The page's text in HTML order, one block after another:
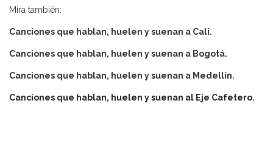
Mira también:
Canciones que hablan, huelen y suenan a Cali.
Canciones que hablan, huelen y suenan a Bogotá.
Canciones que hablan, huelen y suenan a Medellín.
Canciones que hablan, huelen y suenan al Eje Cafetero.